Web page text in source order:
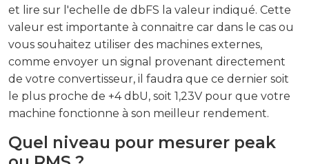
et lire sur l'echelle de dbFS la valeur indiqué. Cette
valeur est importante à connaitre car dans le cas ou
vous souhaitez utiliser des machines externes,
comme envoyer un signal provenant directement
de votre convertisseur, il faudra que ce dernier soit
le plus proche de +4 dbU, soit 1,23V pour que votre
machine fonctionne à son meilleur rendement.
Quel niveau pour mesurer peak